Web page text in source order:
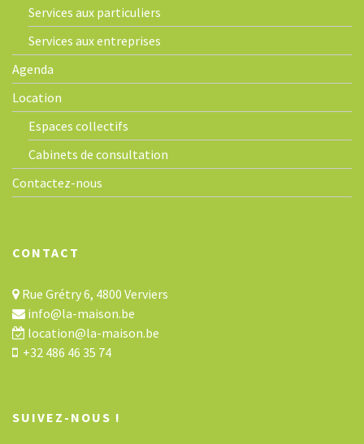
Services aux particuliers
Services aux entreprises
Agenda
Location
Espaces collectifs
Cabinets de consultation
Contactez-nous
CONTACT
Rue Grétry 6, 4800 Verviers
info@la-maison.be
location@la-maison.be
+32 486 46 35 74
SUIVEZ-NOUS !